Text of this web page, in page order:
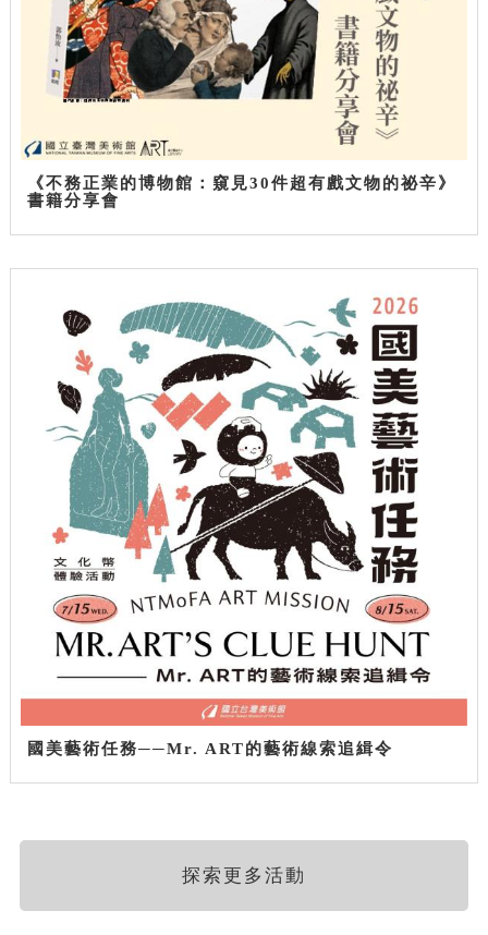
《不務正業的博物館：窺見30件超有戲文物的祕辛》
書籍分享會
國美藝術任務──Mr. ART的藝術線索追緝令
探索更多活動